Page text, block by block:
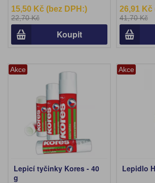
15,50 Kč (bez DPH:)
22,70 Kč
Koupit
26,91 Kč
41,70 Kč
Akce
Lepicí tyčinky Kores - 40
g
Akce
Lepidlo